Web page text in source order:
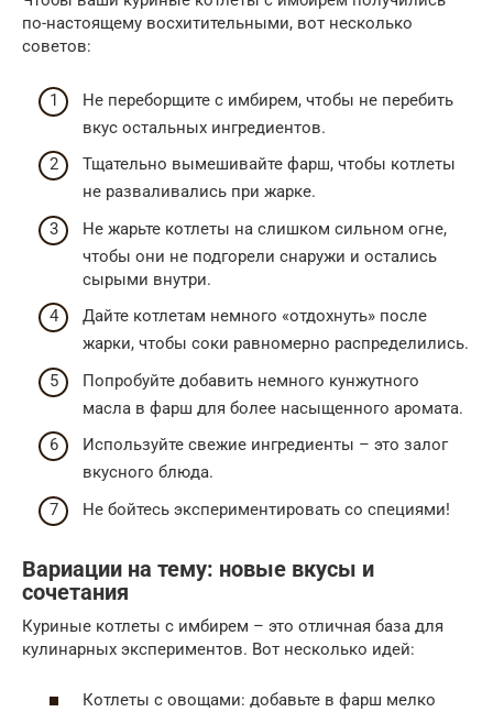
по-настоящему восхитительными, вот несколько
советов:
Не переборщите с имбирем, чтобы не перебить
вкус остальных ингредиентов.
Тщательно вымешивайте фарш, чтобы котлеты
не разваливались при жарке.
Не жарьте котлеты на слишком сильном огне,
чтобы они не подгорели снаружи и остались
сырыми внутри.
Дайте котлетам немного «отдохнуть» после
жарки, чтобы соки равномерно распределились.
Попробуйте добавить немного кунжутного
масла в фарш для более насыщенного аромата.
Используйте свежие ингредиенты – это залог
вкусного блюда.
Не бойтесь экспериментировать со специями!
Вариации на тему: новые вкусы и
сочетания
Куриные котлеты с имбирем – это отличная база для
кулинарных экспериментов. Вот несколько идей:
Котлеты с овощами: добавьте в фарш мелко